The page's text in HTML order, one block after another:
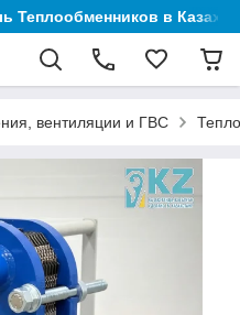
в
вентиляции и ГВС